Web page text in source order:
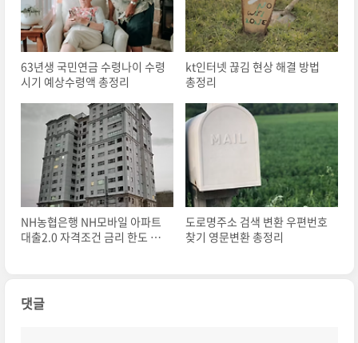
63년생 국민연금 수령나이 수령
시기 예상수령액 총정리
kt인터넷 끊김 현상 해결 방법
총정리
NH농협은행 NH모바일 아파트
대출2.0 자격조건 금리 한도 총
도로명주소 검색 변환 우편번호
찾기 영문변환 총정리
댓글